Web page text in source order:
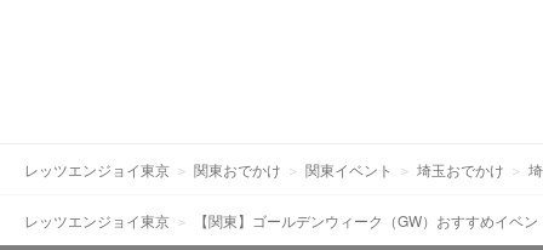
レッツエンジョイ東京 関東おでかけ 関東イベント 埼玉おでかけ
レッツエンジョイ東京 【関東】ゴールデンウィーク（GW）おすすめイベ